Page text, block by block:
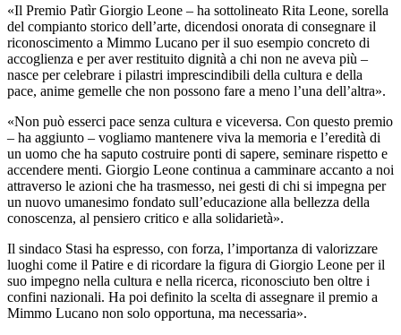
«Il Premio Patìr Giorgio Leone – ha sottolineato Rita Leone, sorella
del compianto storico dell’arte, dicendosi onorata di consegnare il
riconoscimento a Mimmo Lucano per il suo esempio concreto di
accoglienza e per aver restituito dignità a chi non ne aveva più –
nasce per celebrare i pilastri imprescindibili della cultura e della
pace, anime gemelle che non possono fare a meno l’una dell’altra».
«Non può esserci pace senza cultura e viceversa. Con questo premio
– ha aggiunto – vogliamo mantenere viva la memoria e l’eredità di
un uomo che ha saputo costruire ponti di sapere, seminare rispetto e
accendere menti. Giorgio Leone continua a camminare accanto a noi
attraverso le azioni che ha trasmesso, nei gesti di chi si impegna per
un nuovo umanesimo fondato sull’educazione alla bellezza della
conoscenza, al pensiero critico e alla solidarietà».
Il sindaco Stasi ha espresso, con forza, l’importanza di valorizzare
luoghi come il Patire e di ricordare la figura di Giorgio Leone per il
suo impegno nella cultura e nella ricerca, riconosciuto ben oltre i
confini nazionali. Ha poi definito la scelta di assegnare il premio a
Mimmo Lucano non solo opportuna, ma necessaria».